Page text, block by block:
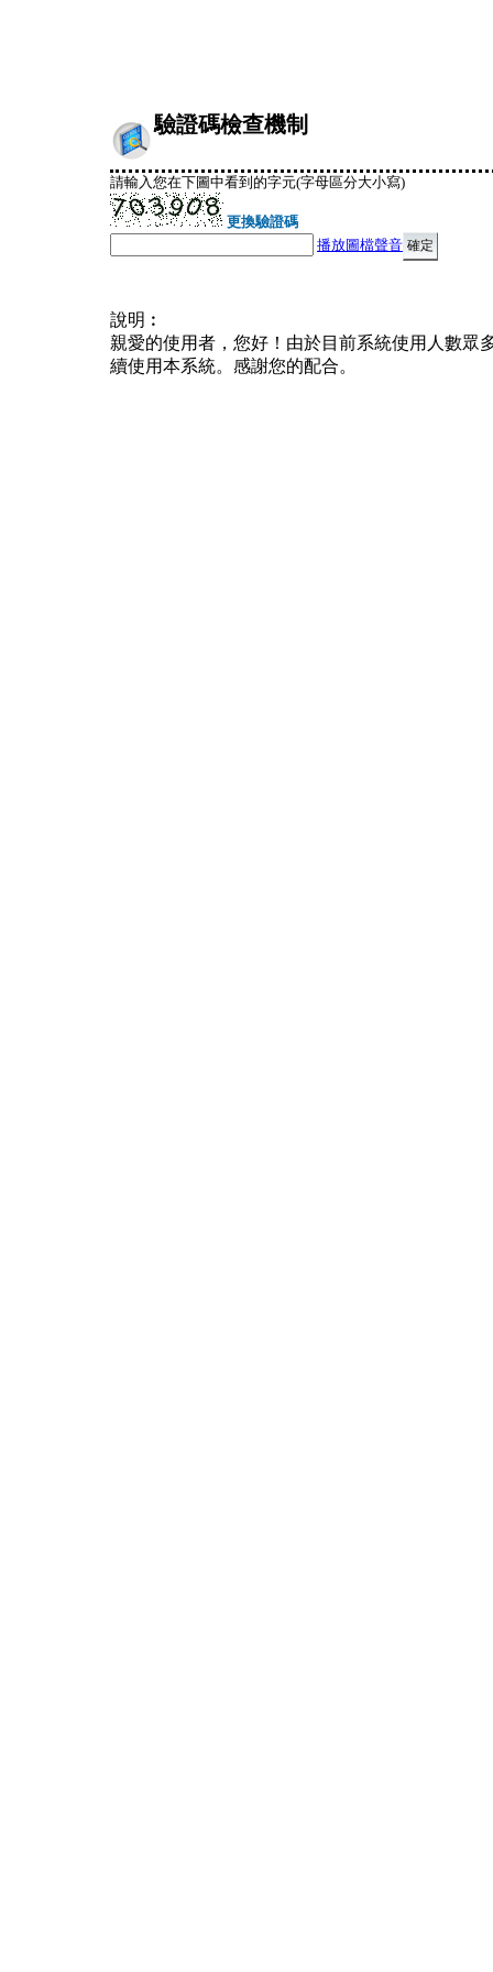
驗證碼檢查機制
請輸入您在下圖中看到的字元(字母區分大小寫)
更換驗證碼
播放圖檔聲音
說明︰
親愛的使用者，您好！由於目前系統使用人數眾
續使用本系統。感謝您的配合。